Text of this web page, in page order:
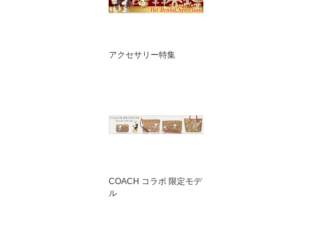
アクセサリー特集
COACH コラボ 限定モデ
ル